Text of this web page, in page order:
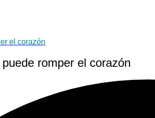
el corazón
romper el corazón